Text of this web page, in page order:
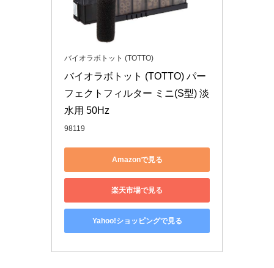
バイオラボトット (TOTTO)
バイオラボトット (TOTTO) パー
フェクトフィルター ミニ(S型) 淡
水用 50Hz
98119
Amazonで見る
楽天市場で見る
Yahoo!ショッピングで見る